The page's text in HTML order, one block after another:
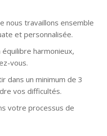
nous travaillons ensemble
et personnalisée.
harmonieux,
vous.
dans un minimum de 3
vos difficultés.
votre processus de